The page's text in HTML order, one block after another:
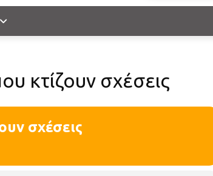
κτίζουν σχέσεις
σχέσεις